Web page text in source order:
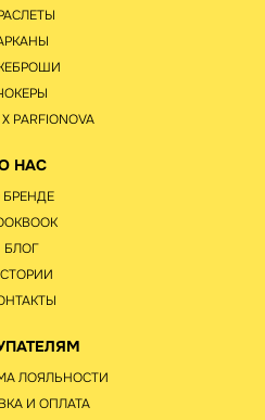
PARFIONOVA
НАС
БРЕНДЕ
БЛОГ
ЛОЯЛЬНОСТИ
И ОПЛАТА